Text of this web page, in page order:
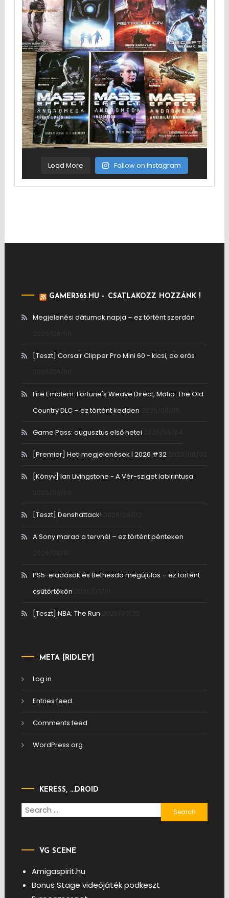
Load More Follow on Instagram
GAMER365.HU – CSATLAKOZZ HOZZÁNK !
Megjelenési dátumok napja – ez történt szerdán
[Teszt] Corsair Clipper Pro Mini 60 - kicsi, de erős
Fire Emblem: Fortune's Weave Direct, Mafia: The Old
Country DLC – ez történt kedden
Game Pass: augusztus első hetei
[Premier] Heti megjelenések | 2026 #32
[Könyv] Ian Livingstone - A Vér-sziget labirintusa
[Teszt] Denshattack!
A Sony marad a tervnél – ez történt pénteken
PS5-eladások és Bethesda megújulás – ez történt
csütörtökön
[Teszt] NBA: The Run
META [RIDLEY]
Log in
Entries feed
Comments feed
WordPress.org
KERESS, …DROID
Search
for:
VG SCENE
Amigaspirit.hu
Bonus Stage videójáték podkeszt